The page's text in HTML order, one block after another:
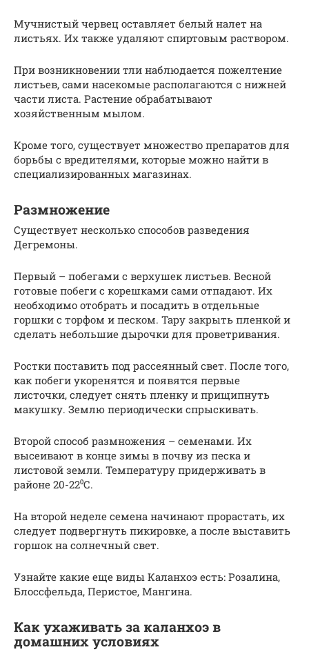
Мучнистый червец оставляет белый налет на
листьях. Их также удаляют спиртовым раствором.
При возникновении тли наблюдается пожелтение
листьев, сами насекомые располагаются с нижней
части листа. Растение обрабатывают
хозяйственным мылом.
Кроме того, существует множество препаратов для
борьбы с вредителями, которые можно найти в
специализированных магазинах.
Размножение
Существует несколько способов разведения
Дегремоны.
Первый – побегами с верхушек листьев. Весной
готовые побеги с корешками сами отпадают. Их
необходимо отобрать и посадить в отдельные
горшки с торфом и песком. Тару закрыть пленкой и
сделать небольшие дырочки для проветривания.
Ростки поставить под рассеянный свет. После того,
как побеги укоренятся и появятся первые
листочки, следует снять пленку и прищипнуть
макушку. Землю периодически спрыскивать.
Второй способ размножения – семенами. Их
высеивают в конце зимы в почву из песка и
листовой земли. Температуру придерживать в
районе 20-22⁰С.
На второй неделе семена начинают прорастать, их
следует подвергнуть пикировке, а после выставить
горшок на солнечный свет.
Узнайте какие еще виды Каланхоэ есть: Розалина,
Блоссфельда, Перистое, Мангина.
Как ухаживать за каланхоэ в
домашних условиях